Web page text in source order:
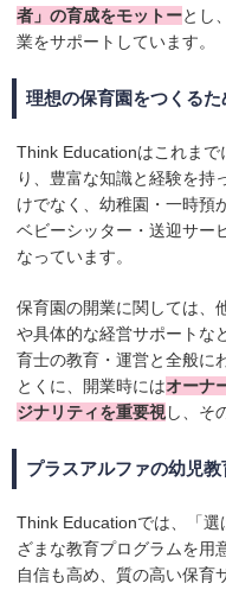
者」の育成をモットーとし
業をサポートしています。
理想の保育園をつくる
Think Educationはこれま
り、豊富な知識と経験を持
けでなく、幼稚園・一時預
ベビーシッター・送迎サー
なっています。
保育園の開業に関しては、
や具体的な経営サポートな
育士の教育・運営と全般に
とくに、開業時にはオーナ
ジナリティを重要視し、そ
プラスアルファの幼児教
Think Educationでは、「選
ざまな教育プログラムを用
自信も高め、質の高い保育